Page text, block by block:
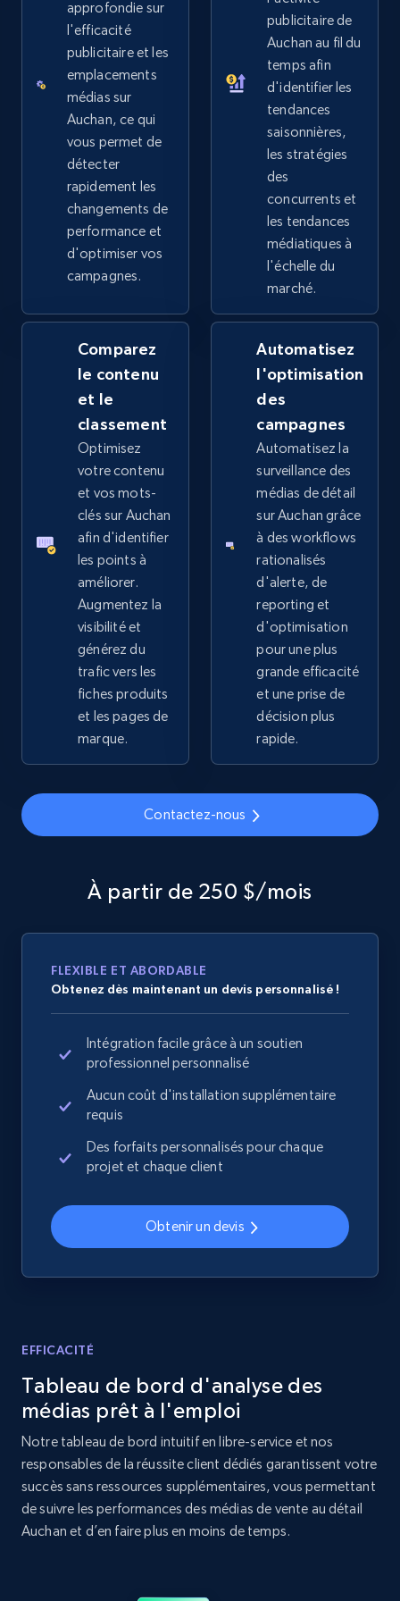
2.5K+ Commencer
Google Shopping
URL, Product id, Title, Product description,
Rating, Reviews count, Images, Variations, and
more.
2.4K+ 202+ Commencer
Google Shopping - collects products from
URL, Product id, Title, Product description,
Rating, Reviews count, Images, Variations, and
more.
2.4K+ Commencer
Home Depot US
URL, Domain, Country code, Model number,
Sku, Product id, Product name, Manufacturer,
and more.
2.1K+ 355+ Commencer
Home Depot US - Gather data on products
using specified keywords
URL, Domain, Country code, Model number,
Sku, Product id, Product name, Manufacturer,
and more.
2.1K+ 355+ Commencer
Home Depot US - Discover products by
specified URL
URL, Domain, Country code, Model number,
Sku, Product id, Product name, Manufacturer,
and more.
2.1K+
specified UPC
URL, Domain, Country code, Model number,
Home Depot US - Discovery products by
specific category URL
URL, Domain, Country code, Model number,
Sku, Product id, Product name, Manufacturer,
and more.
approfondie sur
l'efficacité
publicitaire et les
emplacements
médias sur
Auchan, ce qui
vous permet de
détecter
rapidement les
changements de
performance et
d'optimiser vos
campagnes.
publicitaire de
Auchan au fil du
temps afin
d'identifier les
tendances
saisonnières,
les stratégies
des
concurrents et
les tendances
médiatiques à
l'échelle du
marché.
Comparez
le contenu
et le
classement
Optimisez
votre contenu
et vos mots-
clés sur Auchan
afin d'identifier
les points à
améliorer.
Augmentez la
visibilité et
générez du
trafic vers les
fiches produits
et les pages de
marque.
Automatisez
l'optimisation
des
campagnes
Automatisez la
surveillance des
médias de détail
sur Auchan grâce
à des workflows
rationalisés
d'alerte, de
reporting et
d'optimisation
pour une plus
grande efficacité
et une prise de
décision plus
rapide.
Contactez-nous
À partir de 250 $/mois
FLEXIBLE ET ABORDABLE
Obtenez dès maintenant un devis personnalisé !
Intégration facile grâce à un soutien
professionnel personnalisé
Aucun coût d'installation supplémentaire
requis
Des forfaits personnalisés pour chaque
projet et chaque client
Obtenir un devis
EFFICACITÉ
Tableau de bord d'analyse des
médias prêt à l'emploi
Notre tableau de bord intuitif en libre-service et nos
responsables de la réussite client dédiés garantissent votre
succès sans ressources supplémentaires, vous permettant
de suivre les performances des médias de vente au détail
Auchan et d’en faire plus en moins de temps.